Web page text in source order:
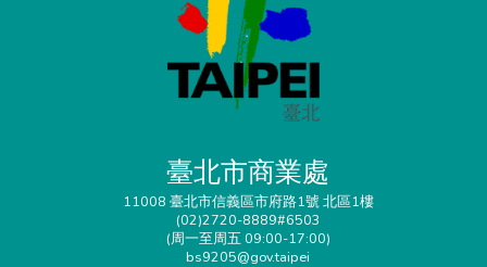
臺北市商業處
11008 臺北市信義區市府路1號 北區1樓
(02)2720-8889#6503
(周一至周五 09:00-17:00)
bs9205@gov.taipei